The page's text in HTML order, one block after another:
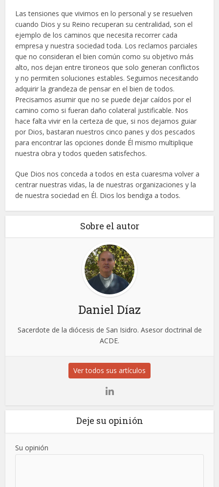
Las tensiones que vivimos en lo personal y se resuelven
cuando Dios y su Reino recuperan su centralidad, son el
ejemplo de los caminos que necesita recorrer cada
empresa y nuestra sociedad toda. Los reclamos parciales
que no consideran el bien común como su objetivo más
alto, nos dejan entre tironeos que solo generan conflictos
y no permiten soluciones estables. Seguimos necesitando
adquirir la grandeza de pensar en el bien de todos.
Precisamos asumir que no se puede dejar caídos por el
camino como si fueran daño colateral justificable. Nos
hace falta vivir en la certeza de que, si nos dejamos guiar
por Dios, bastaran nuestros cinco panes y dos pescados
para encontrar las opciones donde Él mismo multiplique
nuestra obra y todos queden satisfechos.
Que Dios nos conceda a todos en esta cuaresma volver a
centrar nuestras vidas, la de nuestras organizaciones y la
de nuestra sociedad en Él. Dios los bendiga a todos.
Sobre el autor
Daniel Díaz
Sacerdote de la diócesis de San Isidro. Asesor doctrinal de
ACDE.
Ver todos sus artículos
Deje su opinión
Su opinión